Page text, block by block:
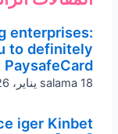
c
e
b
s
t
a
enterprises:
to definitely
salama 18 يناير، 2026
iger Kinbet